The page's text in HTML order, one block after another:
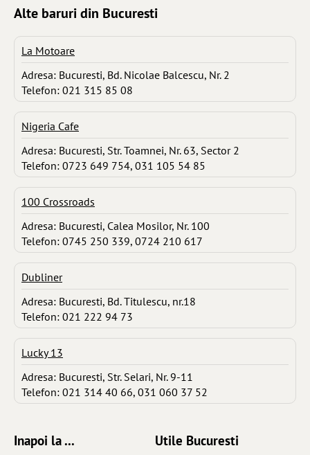
Alte baruri din Bucuresti
La Motoare
Adresa: Bucuresti, Bd. Nicolae Balcescu, Nr. 2
Telefon: 021 315 85 08
Nigeria Cafe
Adresa: Bucuresti, Str. Toamnei, Nr. 63, Sector 2
Telefon: 0723 649 754, 031 105 54 85
100 Crossroads
Adresa: Bucuresti, Calea Mosilor, Nr. 100
Telefon: 0745 250 339, 0724 210 617
Dubliner
Adresa: Bucuresti, Bd. Titulescu, nr.18
Telefon: 021 222 94 73
Lucky 13
Adresa: Bucuresti, Str. Selari, Nr. 9-11
Telefon: 021 314 40 66, 031 060 37 52
Inapoi la ... Utile Bucuresti